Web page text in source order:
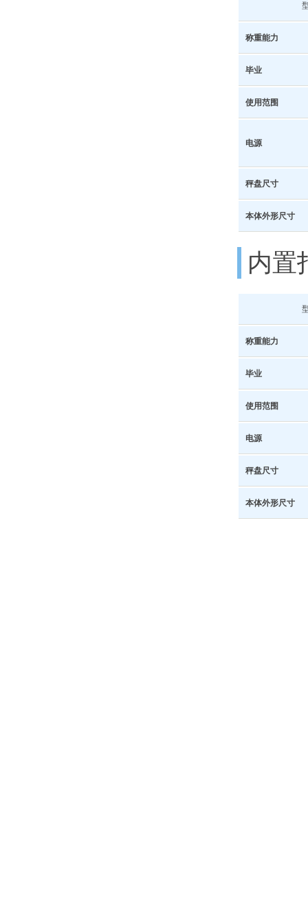
称重能力
毕业
使用范围
电源
秤盘尺寸
本体外形尺寸
内置
称重能力
毕业
使用范围
电源
秤盘尺寸
本体外形尺寸